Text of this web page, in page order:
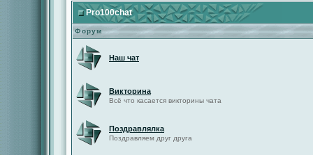
Pro100chat
Форум
Наш чат
Викторина
Всё что касается викторины чата
Поздравлялка
Поздравляем друг друга